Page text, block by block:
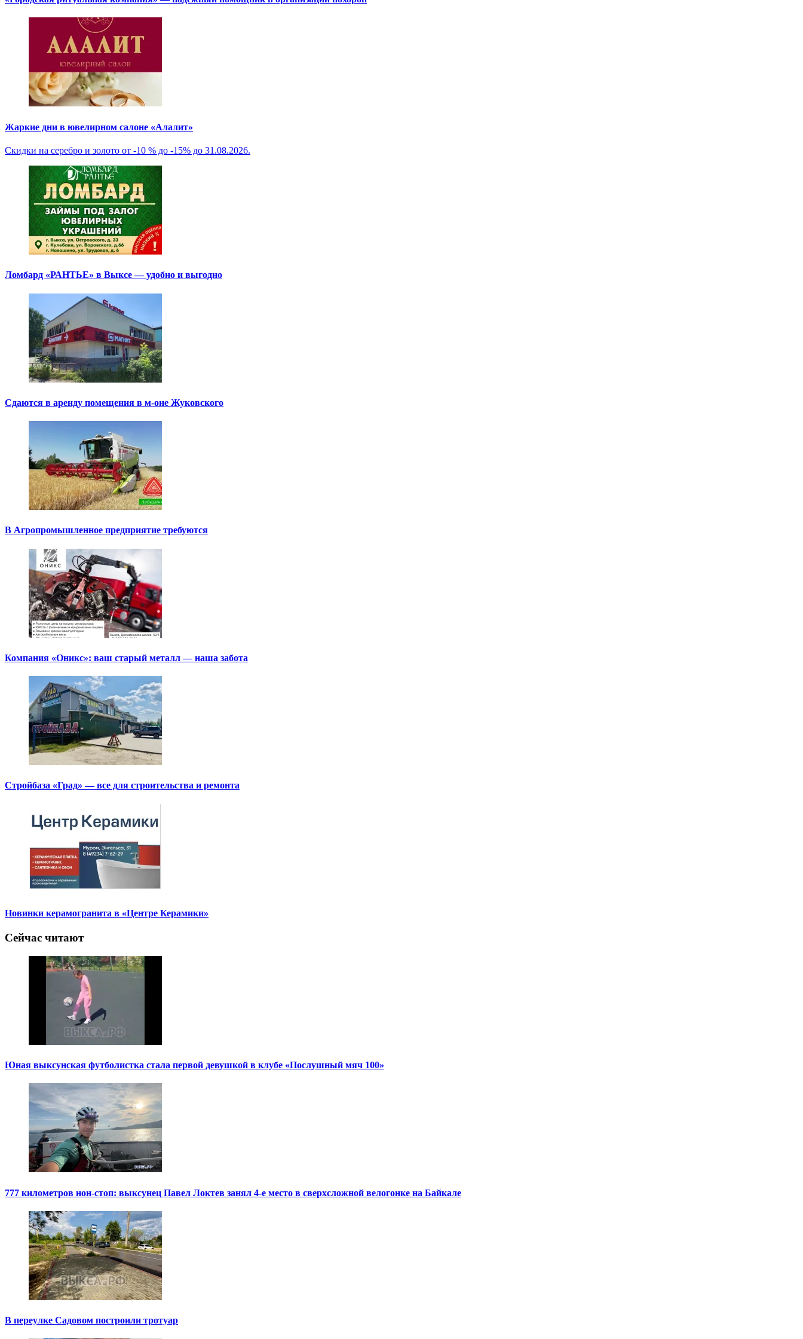
Жаркие дни в ювелирном салоне «Алалит»
Скидки на серебро и золото от -10 % до -15% до 31.08.2026.
Ломбард «РАНТЬЕ» в Выксе — удобно и выгодно
Сдаются в аренду помещения в м-оне Жуковского
В Агропромышленное предприятие требуются
Компания «Оникс»: ваш старый металл — наша забота
Стройбаза «Град» — все для строительства и ремонта
Новинки керамогранита в «Центре Керамики»
Сейчас читают
Юная выксунская футболистка стала первой девушкой в клубе «Послушный мяч 100»
777 километров нон-стоп: выксунец Павел Локтев занял 4-е место в сверхсложной велогонке на Байкале
В переулке Садовом построили тротуар